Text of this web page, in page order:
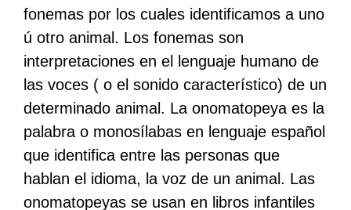
fonemas por los cuales identificamos a uno
ú otro animal. Los fonemas son
interpretaciones en el lenguaje humano de
las voces ( o el sonido característico) de un
determinado animal. La onomatopeya es la
palabra o monosílabas en lenguaje español
que identifica entre las personas que
hablan el idioma, la voz de un animal. Las
onomatopeyas se usan en libros infantiles